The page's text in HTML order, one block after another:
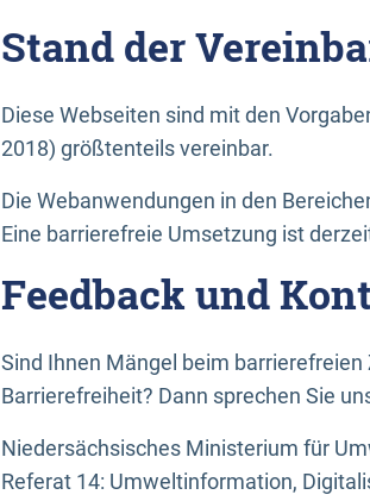
Stand der
Diese Webseiten sind mit den
2018) größtenteils vereinbar.
Die Webanwendungen in den
Eine barrierefreie Umsetzung ist
Feedback und
Sind Ihnen Mängel beim
Barrierefreiheit? Dann sprechen Sie
Niedersächsisches Ministerium für
Referat 14: Umweltinformation,